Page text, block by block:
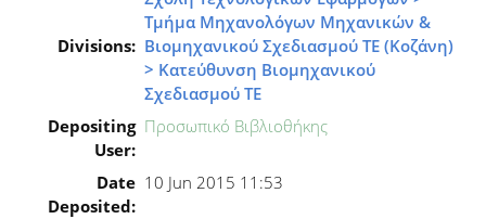
Divisions:
Τμήμα Μηχανολόγων Μηχανικών &
Βιομηχανικού Σχεδιασμού ΤΕ (Κοζάνη)
> Κατεύθυνση Bιομηχανικού
Σχεδιασμού ΤΕ
Depositing
User:
Προσωπικό Βιβλιοθήκης
Date
Deposited:
10 Jun 2015 11:53